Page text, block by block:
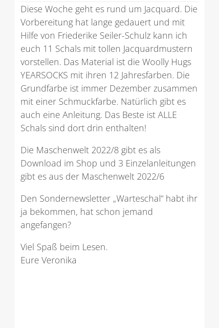
Diese Woche geht es rund um Jacquard. Die
Vorbereitung hat lange gedauert und mit
Hilfe von Friederike Seiler-Schulz kann ich
euch 11 Schals mit tollen Jacquardmustern
vorstellen. Das Material ist die Woolly Hugs
YEARSOCKS mit ihren 12 Jahresfarben. Die
Grundfarbe ist immer Dezember zusammen
mit einer Schmuckfarbe. Natürlich gibt es
auch eine Anleitung. Das Beste ist ALLE
Schals sind dort drin enthalten!
Die Maschenwelt 2022/8 gibt es als
Download im Shop und 3 Einzelanleitungen
gibt es aus der Maschenwelt 2022/6
Den Sondernewsletter „Warteschal“ habt ihr
ja bekommen, hat schon jemand
angefangen?
Viel Spaß beim Lesen.
Eure Veronika